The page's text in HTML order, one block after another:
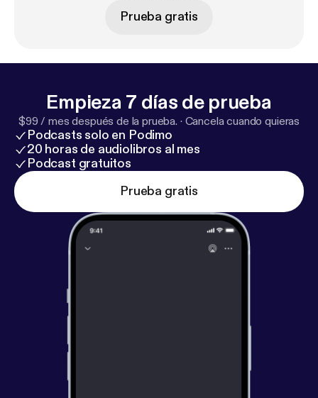
Prueba gratis
Empieza 7 días de prueba
$99 / mes después de la prueba. · Cancela cuando quieras
Podcasts solo en Podimo
20 horas de audiolibros al mes
Podcast gratuitos
Prueba gratis